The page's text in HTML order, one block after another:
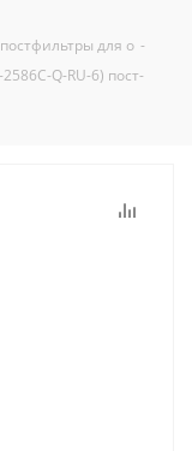
для о -
Q-RU-6) пост-